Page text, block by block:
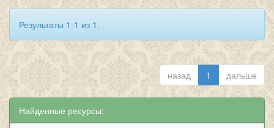
Результаты 1-1 из 1.
назад 1 дальше
Найденные ресурсы: